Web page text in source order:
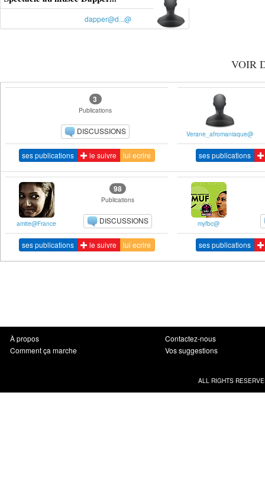
dapper@d...@
VOIR
3
Publications
DISCUSSIONS
ses publications le suivre lui ecrire
Verane_afromaniaque@
ses publications
amite@France
98
Publications
DISCUSSIONS
ses publications le suivre lui ecrire
myfbc@
ses publications
À propos
Comment ça marche
Contactez-nous
Vos suggestions
ALL RIGHTS